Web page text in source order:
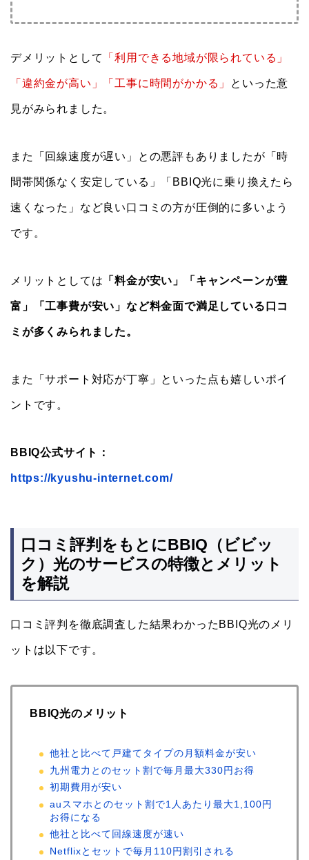
デメリットとして 「利用できる地域が限られている」
「違約金が高い」「工事に時間がかかる」 といった意
見がみられました。
また「回線速度が遅い」との悪評もありましたが「時
間帯関係なく安定している」「BBIQ光に乗り換えたら
速くなった」など良い口コミの方が圧倒的に多いよう
です。
メリットとしては 「料金が安い」「キャンペーンが豊
富」「工事費が安い」など料金面で満足している口コ
ミが多くみられました。
また「サポート対応が丁寧」といった点も嬉しいポイ
ントです。
BBIQ公式サイト：
https://kyushu-internet.com/
口コミ評判をもとにBBIQ（ビビッ
ク）光のサービスの特徴とメリット
を解説
口コミ評判を徹底調査した結果わかったBBIQ光のメリ
ットは以下です。
BBIQ光のメリット
他社と比べて戸建てタイプの月額料金が安い
九州電力とのセット割で毎月最大330円お得
初期費用が安い
auスマホとのセット割で1人あたり最大1,100円
お得になる
他社と比べて回線速度が速い
Netflixとセットで毎月110円割引される